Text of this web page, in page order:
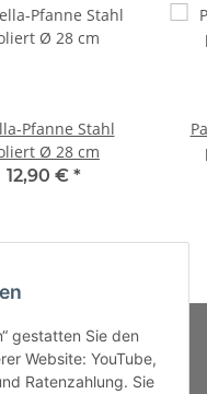
Pfanne Stahl
Ø 28 cm
12,90 € *
gestatten Sie den
Website: YouTube,
Ratenzahlung. Sie